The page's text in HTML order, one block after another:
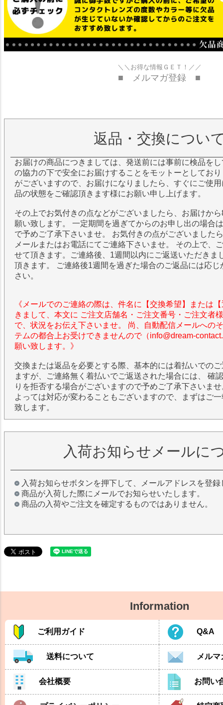
＼＼お得な情報ＧＥＴ！／／
■ メルマガ登録 ■
返品・交換につい
お届けの商品につきましては、発送前には事前に検品を
の協力の下で安全にお届けすることをモットーとしてお
がございますので、お届けになりましたら、すぐにご使
品の状態をご確認頂きます様にお願い申し上げます。
その上でお気付きの点などがございましたら、お届けか
願い致します。 一定期間を過ぎてからのお申し出の場合
で予めご了承下さいませ。 お気付きの点がございました
メールまたはお電話にてご連絡下さいませ。 その上で、
せて頂きます。ご連絡後、1週間以内にご返送いただきま
頂きます。 ご連絡後1週間を過ぎた場合のご返品には応
さい。
《メールでのご連絡の際は、件名に【交換希望】または
きまして、本文に ご注文店舗名・ご注文番号・ご注文者
で、状況をお伝え下さいませ。 尚、自動配信メールへの
テムの都合上お受けできませんので（info@dream-
願い致します。》
交換または返品を必要とする際、基本的には着払いでの
ますが、ご連絡無く着払いでご返送された場合には、 確
りを拒否する場合がございますので予めご了承下さいま
よっては対応が変わることもございますので、まずはご
致します。
入荷お知らせメールに
入荷お知らせボタンを押下して、メールアドレスを登
商品が入荷した際にメールでお知らせいたします。
商品の入荷やご注文を確定するものではありません。
Information
ご利用ガイド Q&A
送料について メル
会社概要 お問い